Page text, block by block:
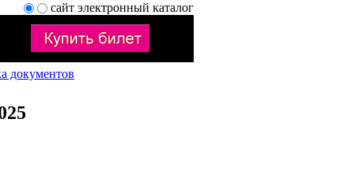
сайт электронный каталог
документов